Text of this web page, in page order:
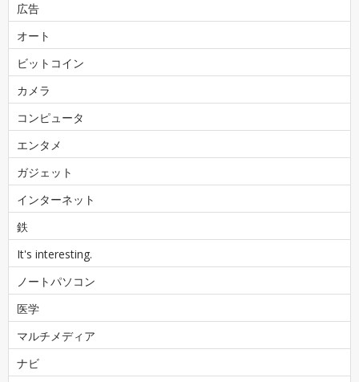
広告
オート
ビットコイン
カメラ
コンピュータ
エンタメ
ガジェット
インターネット
鉄
It's interesting.
ノートパソコン
医学
マルチメディア
ナビ